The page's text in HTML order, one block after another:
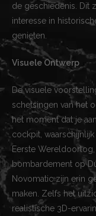
de geschiedenis. Dit
interesse in
genieten.
Visuele Ontwerp
De visuele
schetsingen van het
het moment dat je
cockpit,
Eerste
bombardement op
Novomatic zijn erin
maken. Zelfs het
realistische 3D-